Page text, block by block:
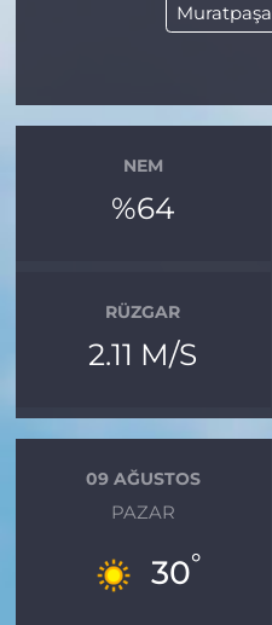
Muratpaşa
NEM
%64
RÜZGAR
2.11 M/S
09 AĞUSTOS
PAZAR
30°